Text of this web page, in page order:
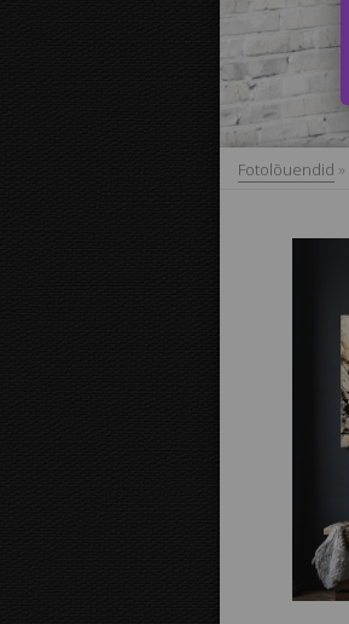
Fotolõuendid »